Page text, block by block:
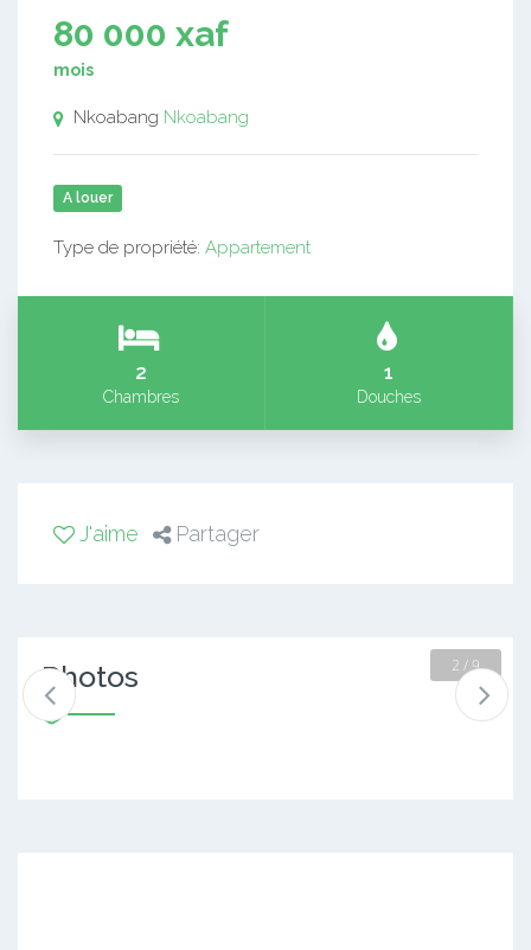
80 000 xaf
mois
Nkoabang Nkoabang
A louer
Type de propriété: Appartement
2
Chambres
1
Douches
J'aime Partager
Photos 2 / 9